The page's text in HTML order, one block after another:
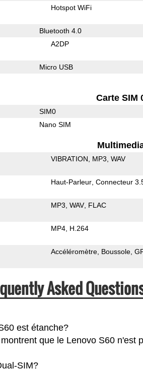
Hotspot WiFi
Bluetooth 4.0
A2DP
Micro USB
Carte SIM
SIM0
Nano SIM
VIBRATION MP3 WAV
Haut-Parleur Connecteur
MP3 WAV FLAC
MP4 H.264
Accéléromètre Boussole
Asked
est étanche?
que le Lenovo S60 n'est
SIM?